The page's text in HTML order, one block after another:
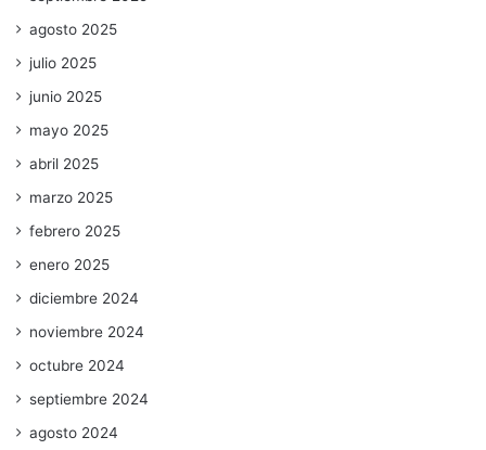
agosto 2025
julio 2025
junio 2025
mayo 2025
abril 2025
marzo 2025
febrero 2025
enero 2025
diciembre 2024
noviembre 2024
octubre 2024
septiembre 2024
agosto 2024